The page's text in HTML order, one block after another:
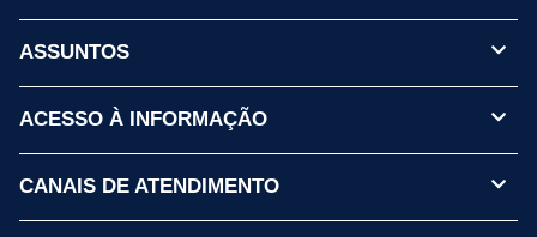
ASSUNTOS
ACESSO À INFORMAÇÃO
CANAIS DE ATENDIMENTO